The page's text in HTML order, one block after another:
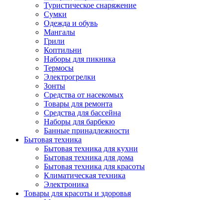
Туристическое снаряжение
Сумки
Одежда и обувь
Мангалы
Грили
Коптильни
Наборы для пикника
Термосы
Электрогрелки
Зонты
Средства от насекомых
Товары для ремонта
Средства для бассейна
Наборы для барбекю
Банные принадлежности
Бытовая техника
Бытовая техника для кухни
Бытовая техника для дома
Бытовая техника для красоты
Климатическая техника
Электроника
Товары для красоты и здоровья